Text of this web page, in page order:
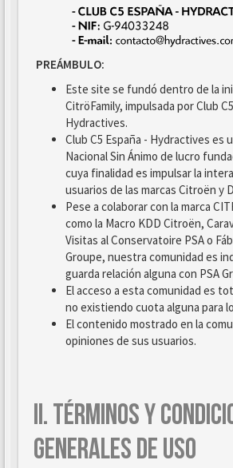
PREÁMBULO:
Este site se fundó dentro de la
CitröFamily, impulsada por Club
Hydractives.
Club C5 España - Hydractives es
Nacional Sin Ánimo de lucro
cuya finalidad es impulsar la
usuarios de las marcas Citroën y
Pese a colaborar con la marca
como la Macro KDD Citroën,
Visitas al Conservatoire PSA o
Groupe, nuestra comunidad es
guarda relación alguna con PSA
El acceso a esta comunidad es
no existiendo cuota alguna para
El contenido mostrado en la
opiniones de sus usuarios.
II. TÉRMINOS Y
GENERALES DE USO